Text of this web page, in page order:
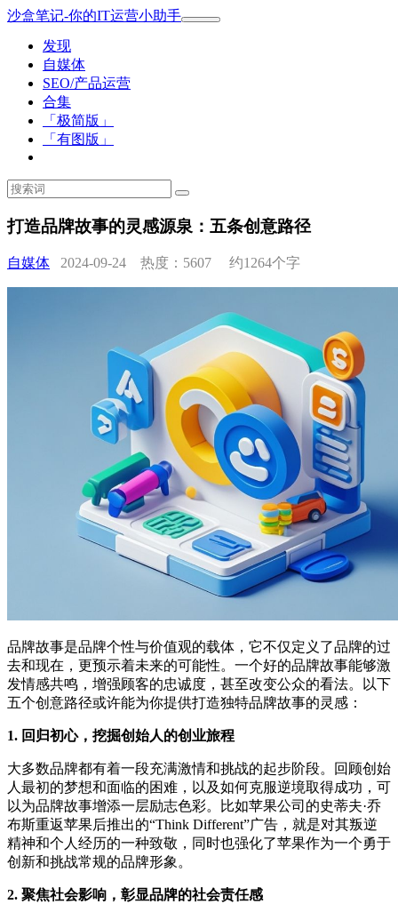
沙盒笔记-你的IT运营小助手
发现
自媒体
SEO/产品运营
合集
「极简版」
「有图版」
打造品牌故事的灵感源泉：五条创意路径
自媒体 2024-09-24 热度：5607 约1264个字
品牌故事是品牌个性与价值观的载体，它不仅定义了品牌的过
去和现在，更预示着未来的可能性。一个好的品牌故事能够激
发情感共鸣，增强顾客的忠诚度，甚至改变公众的看法。以下
五个创意路径或许能为你提供打造独特品牌故事的灵感：
1. 回归初心，挖掘创始人的创业旅程
大多数品牌都有着一段充满激情和挑战的起步阶段。回顾创始
人最初的梦想和面临的困难，以及如何克服逆境取得成功，可
以为品牌故事增添一层励志色彩。比如苹果公司的史蒂夫·乔
布斯重返苹果后推出的“Think Different”广告，就是对其叛逆
精神和个人经历的一种致敬，同时也强化了苹果作为一个勇于
创新和挑战常规的品牌形象。
2. 聚焦社会影响，彰显品牌的社会责任感